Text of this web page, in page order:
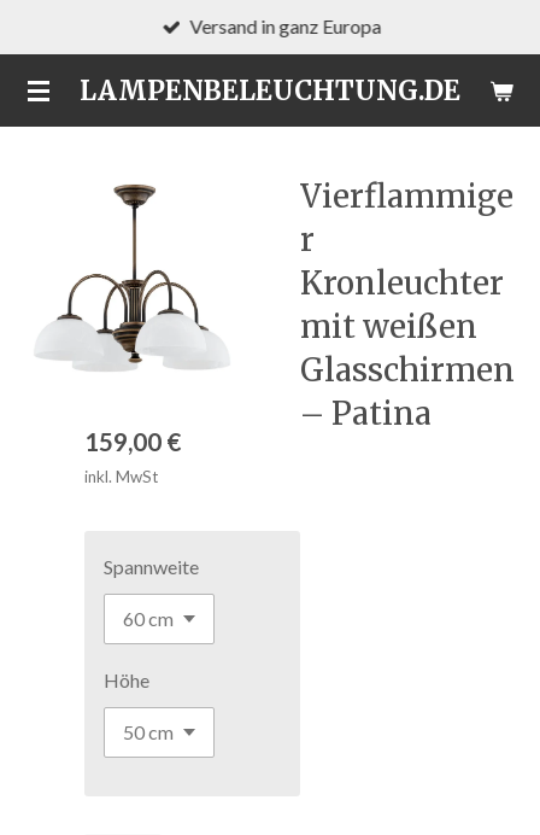
Hauptinhalt
springenLAMPENBELEUCHTUNG.DE
Versand in ganz Europa
Vierflammige
r
Kronleuchter
mit weißen
Glasschirmen
– Patina
159,00 €
inkl. MwSt
Spannweite
Höhe